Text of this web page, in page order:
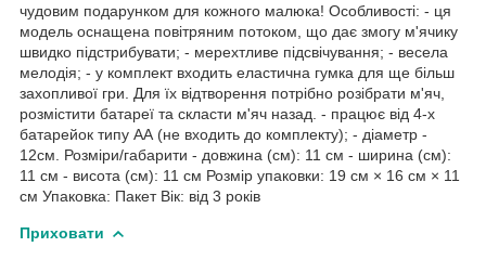
чудовим подарунком для кожного малюка! Особливості: - ця
модель оснащена повітряним потоком, що дає змогу м'ячику
швидко підстрибувати; - мерехтливе підсвічування; - весела
мелодія; - у комплект входить еластична гумка для ще більш
захопливої гри. Для їх відтворення потрібно розібрати м'яч,
розмістити батареї та скласти м'яч назад. - працює від 4-х
батарейок типу АА (не входить до комплекту); - діаметр -
12см. Розміри/габарити - довжина (см): 11 см - ширина (см):
11 см - висота (см): 11 см Розмір упаковки: 19 см × 16 см × 11
см Упаковка: Пакет Вік: від 3 років
Приховати